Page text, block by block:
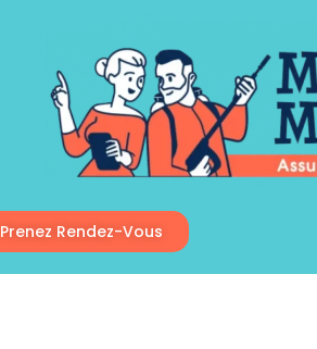
Appelez-Nous
Prenez Rendez-Vous